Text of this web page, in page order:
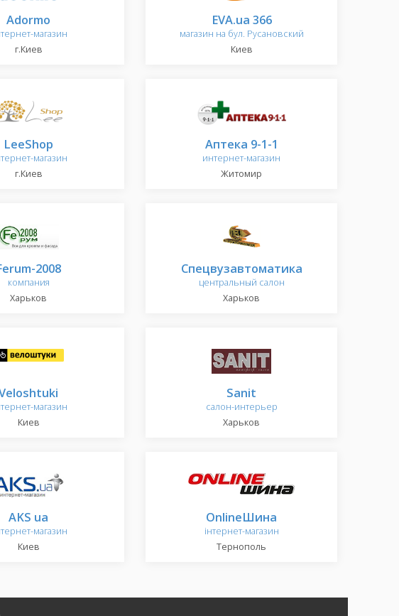
Adormo
магазин
г.Киев
EVA.ua 366
магазин на бул. Русановский
Киев
LeeShop
магазин
г.Киев
Аптека 9-1-1
интернет-магазин
Житомир
2008
компания
Харьков
Спецвузавтоматика
центральный салон
Харьков
магазин
Киев
Sanit
салон-интерьер
Харьков
AKS ua
магазин
Киев
OnlineШина
інтернет-магазин
Тернополь